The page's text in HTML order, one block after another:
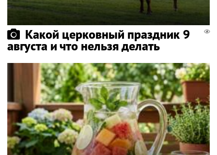
Какой церковный праздник 9
августа и что нельзя делать